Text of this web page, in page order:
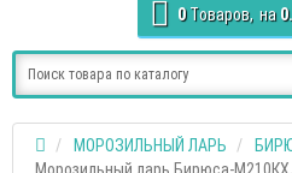
0 Tоваров, на
МОРОЗИЛЬНЫЙ ЛАРЬ